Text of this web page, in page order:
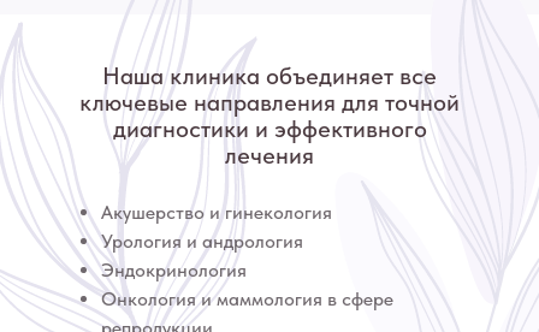
Акушерство и гинекология
Урология и андрология
Эндокринология
Онкология и маммология в сфере
Наша клиника объединяет все
ключевые направления для точной
диагностики и эффективного
лечения